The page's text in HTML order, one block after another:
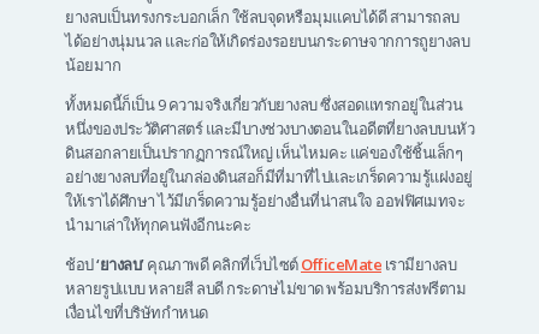
ยางลบเป็นทรงกระบอกเล็ก ใช้ลบจุดหรือมุมแคบได้ดี สามารถลบ
ได้อย่างนุ่มนวล และก่อให้เกิดร่องรอยบนกระดาษจากการถูยางลบ
น้อยมาก
ทั้งหมดนี้ก็เป็น 9 ความจริงเกี่ยวกับยางลบ ซึ่งสอดแทรกอยู่ในส่วน
หนึ่งของประวัติศาสตร์ และมีบางช่วงบางตอนในอดีตที่ยางลบบนหัว
ดินสอกลายเป็นปรากฏการณ์ใหญ่ เห็นไหมคะ แค่ของใช้ชิ้นเล็กๆ
อย่างยางลบที่อยู่ในกล่องดินสอก็มีที่มาที่ไปและเกร็ดความรู้แฝงอยู่
ให้เราได้ศึกษา ไว้มีเกร็ดความรู้อย่างอื่นที่น่าสนใจ ออฟฟิศเมทจะ
นำมาเล่าให้ทุกคนฟังอีกนะคะ
ช้อป‘ยางลบ’คุณภาพดี คลิกที่เว็บไซต์OfficeMate เรามียางลบ
หลายรูปแบบ หลายสี ลบดี กระดาษไม่ขาด พร้อมบริการส่งฟรีตาม
เงื่อนไขที่บริษัทกำหนด